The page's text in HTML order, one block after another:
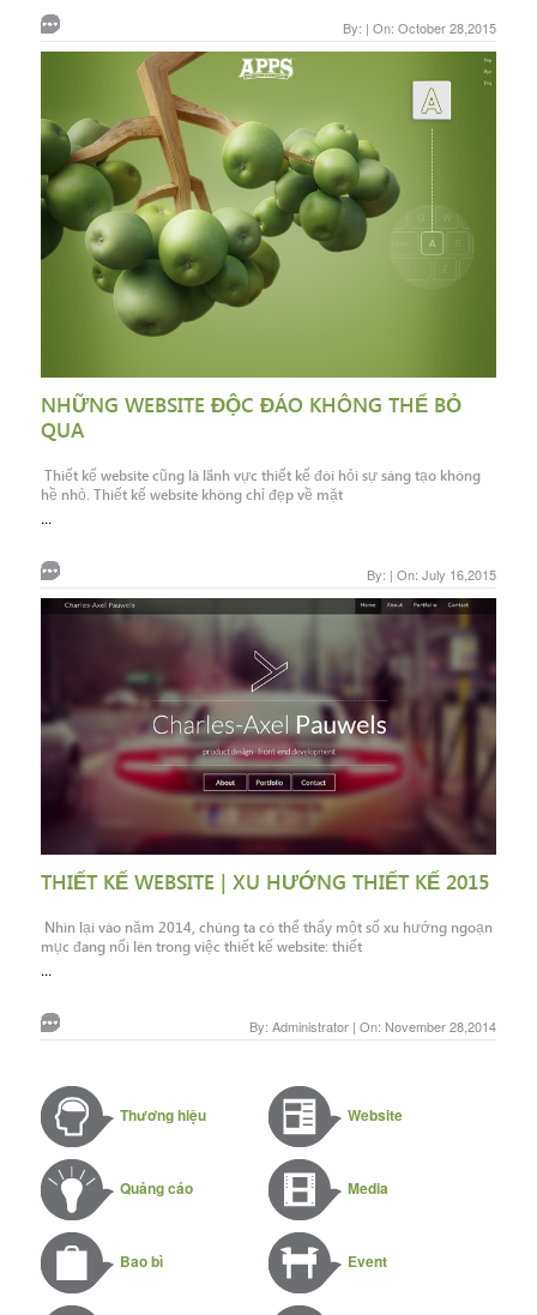
By: | On: October 28,2015
NHỮNG WEBSITE ĐỘC ĐÁO KHÔNG THỂ BỎ
QUA
Thiết kế website cũng là lãnh vực thiết kế đòi hỏi sự sáng tạo không
hề nhỏ. Thiết kế website không chỉ đẹp về mặt
...
By: | On: July 16,2015
THIẾT KẾ WEBSITE | XU HƯỚNG THIẾT KẾ 2015
Nhìn lại vào năm 2014, chúng ta có thể thấy một số xu hướng ngoạn
mục đang nổi lên trong việc thiết kế website: thiết
...
By: Administrator | On: November 28,2014
Thương hiệu
Quảng cáo
Bao bì
Website
Media
Event